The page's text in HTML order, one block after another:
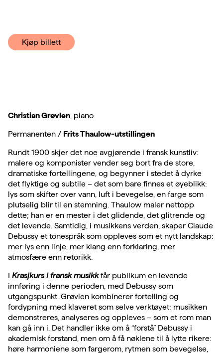
Kjøp billett
Christian Grøvlen , piano
Permanenten / Frits Thaulow-utstillingen
Rundt 1900 skjer det noe avgjørende i fransk kunstliv:
malere og komponister vender seg bort fra de store,
dramatiske fortellingene, og begynner i stedet å dyrke
det flyktige og subtile – det som bare finnes et øyeblikk:
lys som skifter over vann, luft i bevegelse, en farge som
plutselig blir til en stemning. Thaulow maler nettopp
dette; han er en mester i det glidende, det glitrende og
det levende. Samtidig, i musikkens verden, skaper Claude
Debussy et tonespråk som oppleves som et nytt landskap:
mer lys enn linje, mer klang enn forklaring, mer
atmosfære enn retorikk.
I Krasjkurs i fransk musikkfår publikum en levende
innføring i denne perioden, med Debussy som
utgangspunkt. Grøvlen kombinerer fortelling og
fordypning med klaveret som selve verktøyet: musikken
demonstreres, analyseres og oppleves – som et rom man
kan gå inn i. Det handler ikke om å “forstå” Debussy i
akademisk forstand, men om å få nøklene til å lytte rikere:
høre harmoniene som fargerom, rytmen som bevegelse,